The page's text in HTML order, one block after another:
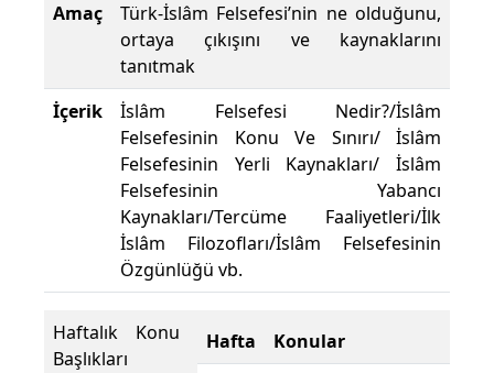
Amaç
Türk-İslâm Felsefesi’nin ne olduğunu,
ortaya çıkışını ve kaynaklarını
tanıtmak
İçerik
İslâm Felsefesi Nedir?/İslâm
Felsefesinin Konu Ve Sınırı/ İslâm
Felsefesinin Yerli Kaynakları/ İslâm
Felsefesinin Yabancı
Kaynakları/Tercüme Faaliyetleri/İlk
İslâm Filozofları/İslâm Felsefesinin
Özgünlüğü vb.
Haftalık Konu
Başlıkları
Hafta
Konular